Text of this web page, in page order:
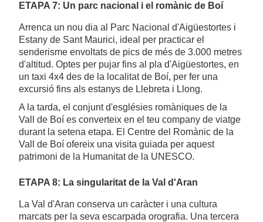
ETAPA 7: Un parc nacional i el romànic de Boí
Arrenca un nou dia al Parc Nacional d'Aigüestortes i
Estany de Sant Maurici, ideal per practicar el
senderisme envoltats de pics de més de 3.000 metres
d'altitud. Optes per pujar fins al pla d'Aigüestortes, en
un taxi 4x4 des de la localitat de Boí, per fer una
excursió fins als estanys de Llebreta i Llong.
A la tarda, el conjunt d'esglésies romàniques de la
Vall de Boí es converteix en el teu company de viatge
durant la setena etapa. El Centre del Romànic de la
Vall de Boí ofereix una visita guiada per aquest
patrimoni de la Humanitat de la UNESCO.
ETAPA 8: La singularitat de la Val d'Aran
La Val d'Aran conserva un caràcter i una cultura
marcats per la seva escarpada orografia. Una tercera